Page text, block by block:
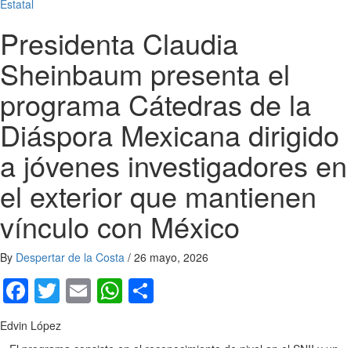
Estatal
Presidenta Claudia
Sheinbaum presenta el
programa Cátedras de la
Diáspora Mexicana dirigido
a jóvenes investigadores en
el exterior que mantienen
vínculo con México
By Despertar de la Costa / 26 mayo, 2026
Facebook
Twitter
EmailWhatsApp
Edvin López